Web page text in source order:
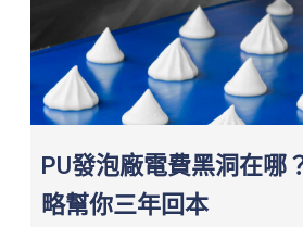
PU發泡廠電費黑洞在哪
略幫你三年回本